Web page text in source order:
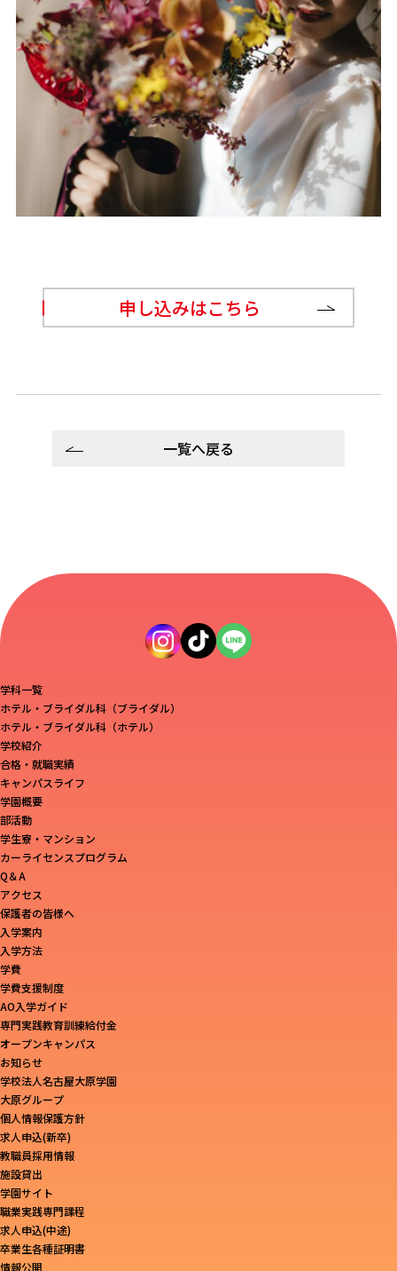
申し込みはこちら
一覧へ戻る
学科一覧
ホテル・ブライダル科（ブライダル）
ホテル・ブライダル科（ホテル）
学校紹介
合格・就職実績
キャンパスライフ
学園概要
部活動
学生寮・マンション
カーライセンスプログラム
Q＆A
アクセス
保護者の皆様へ
入学案内
入学方法
学費
学費支援制度
AO入学ガイド
専門実践教育訓練給付金
オープンキャンパス
お知らせ
学校法人名古屋大原学園
大原グループ
個人情報保護方針
求人申込(新卒)
教職員採用情報
施設貸出
学園サイト
職業実践専門課程
求人申込(中途)
卒業生各種証明書
情報公開